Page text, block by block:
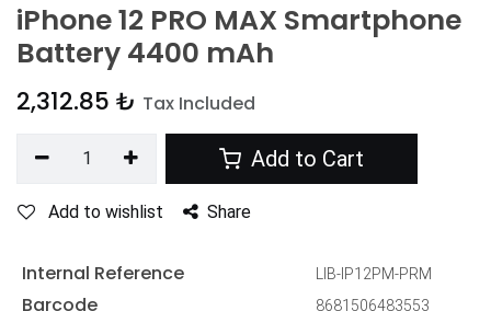
iPhone 12 PRO MAX Smartphone
Battery 4400 mAh
2,312.85 ₺ Tax Included
Add to Cart
Add to wishlist Share
Internal Reference LIB-IP12PM-PRM
Barcode 8681506483553